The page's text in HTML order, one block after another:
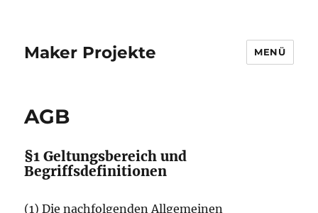
Maker Projekte MENÜ
AGB
§1 Geltungsbereich und
Begriffsdefinitionen
(1) Die nachfolgenden Allgemeinen